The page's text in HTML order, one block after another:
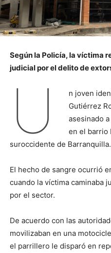
Según la Policía, la víctima
judicial por el delito de
U
n joven
Gutiérrez
asesinado
en el barrio
suroccidente de Barranquilla.
El hecho de sangre ocurrió
cuando la víctima caminaba
por el sector.
De acuerdo con las
movilizaban en una
el parrillero le disparó en